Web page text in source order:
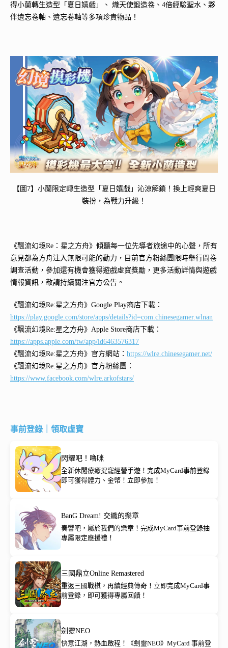
得小蘭轉生造型「夏日嬉戲」、 熾天使鍛造卷、4倍經驗聖水、夥
伴遺忘卷軸、遺忘卷軸等多項珍貴物品！
【圖7】小蘭限定轉生造型「夏日嬉戲」沁涼解鎖！換上輕爽夏日
裝扮，為戰力升級！
《飄流幻境Re：星之方舟》傾聽每一位先導者旅途中的心聲，所有
意見都為方舟注入無限可能的動力，目前官方粉絲團限時舉行問卷
調查活動，參加還有機會獲得遊戲虛寶獎勵，更多活動詳情與遊戲
情報資訊，敬請持續關注官方公告。
《飄流幻境Re:星之方舟》Google Play商店下載：
https://play.google.com/store/apps/details?id=com.chinesegamer.wlnan
《飄流幻境Re:星之方舟》Apple Store商店下載：
https://apps.apple.com/tw/app/id6463576317
《飄流幻境Re:星之方舟》官方網站： https://wlre.chinesegamer.net/
《飄流幻境Re:星之方舟》官方粉絲團：
https://www.facebook.com/wlre.arkofstars/
事前登錄｜領取虛寶
閃耀吧！嚕咪
全新休閒療癒捉寵經營手遊！完成MyCard事前登錄
即可獲得體力、金幣！立即參加！
BanG Dream! 交織的樂章
奏響吧，屬於我們的樂章！完成MyCard事前登錄抽
專屬限定應援禮！
三國鼎立Online Remastered
重返三國戰棋，再續經典傳奇！立即完成MyCard事
前登錄，即可獲得專屬回饋！
劍靈NEO
快意江湖，熱血啟程！《劍靈NEO》MyCard 事前登